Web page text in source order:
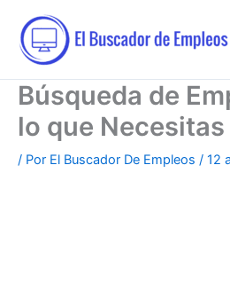
contenido
Búsqueda de
lo que Necesitas
/ Por El Buscador De Empleos / 12